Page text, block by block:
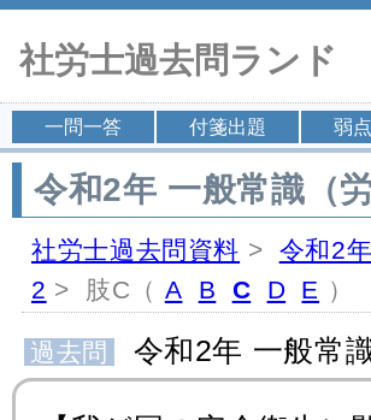
社労士過去問ランド
一問一答 付箋出題 弱
令和2年 一般常識（
社労士過去問資料 > 令和2年
2 > 肢C（ A B C D E ）
過去問 令和2年 一般常